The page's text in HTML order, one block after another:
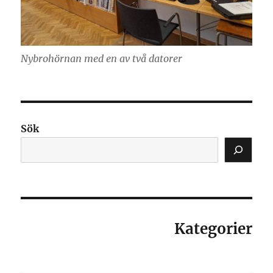
Nybrohörnan med en av två datorer
Sök
Kategorier